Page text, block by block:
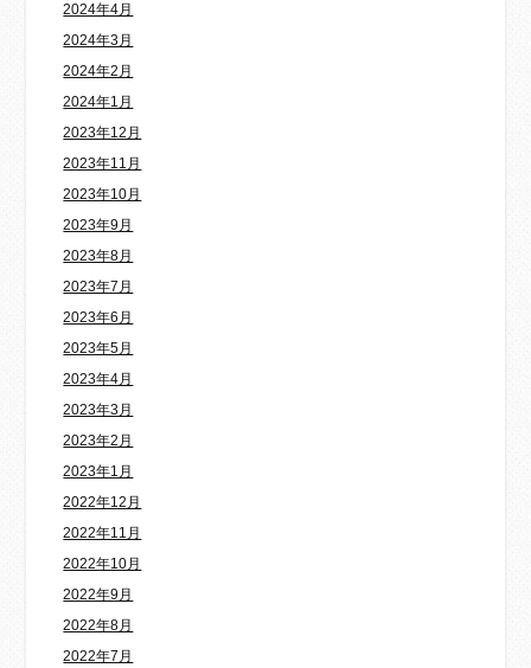
2024年4月
2024年3月
2024年2月
2024年1月
2023年12月
2023年11月
2023年10月
2023年9月
2023年8月
2023年7月
2023年6月
2023年5月
2023年4月
2023年3月
2023年2月
2023年1月
2022年12月
2022年11月
2022年10月
2022年9月
2022年8月
2022年7月